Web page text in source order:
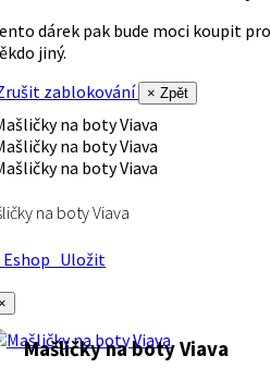
dárek pak bude moci koupit pro
jiný.
zablokování
× Zpět
na boty Viava
Uložit
Mašličky na boty Viava